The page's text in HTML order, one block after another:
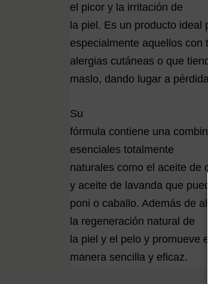
el picor y la irritación de
la piel. Es un producto ideal
especialmente aquellos con
alergias cutáneas o que
maslo, dando lugar a
Su
fórmula contiene una
esenciales totalmente
naturales como el aceite de
y aceite de lavanda que
poni o caballo. Además de
la regeneración natural de
la piel y el pelo y promueve
manera sencilla y eficaz.